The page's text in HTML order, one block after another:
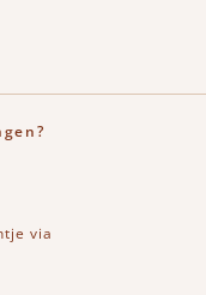
Instagram pagina
via